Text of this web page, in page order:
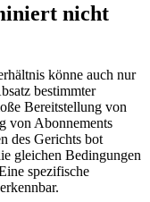
nicht
könne auch nur
bestimmter
Bereitstellung von
von Abonnements
des Gerichts bot
gleichen Bedingungen
spezifische